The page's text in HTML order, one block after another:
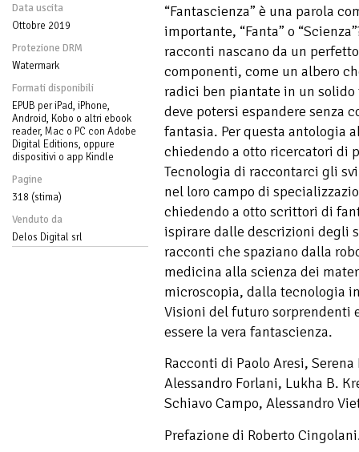
Data uscita
Ottobre 2019
Protezione DRM
Watermark
Formati disponibili
EPUB per iPad, iPhone,
Android, Kobo o altri ebook
reader, Mac o PC con Adobe
Digital Editions, oppure
dispositivi o app Kindle
Pagine
318 (stima)
Venduto da
Delos Digital srl
“Fantascienza” è una parola
importante, “Fanta” o
racconti nascano da un
componenti, come un albero
radici ben piantate in un
deve potersi espandere senza
fantasia. Per questa antologia
chiedendo a otto ricercatori di
Tecnologia di raccontarci gli
nel loro campo di
chiedendo a otto scrittori di
ispirare dalle descrizioni degli
racconti che spaziano dalla
medicina alla scienza dei
microscopia, dalla tecnologia
Visioni del futuro sorprendenti
essere la vera fantascienza.
Racconti di Paolo Aresi,
Alessandro Forlani, Lukha B.
Schiavo Campo, Alessandro
Prefazione di Roberto